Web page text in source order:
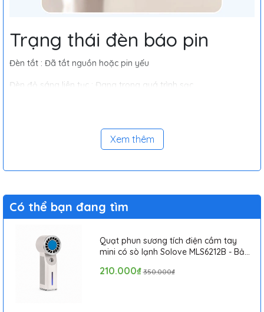
Trạng thái đèn báo pin
Đèn tắt : Đã tắt nguồn hoặc pin yếu
Đèn đỏ sáng liên tục : Đang trong quá trình sạc
Xem thêm
Có thể bạn đang tìm
Quạt phun sương tích điện cầm tay
mini có sò lạnh Solove MLS6212B - Bảo
210.000₫ 350.000₫